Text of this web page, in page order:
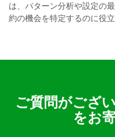
は、パターン分析や設定の
約の機会を特定するのに役立
ご質問がござ
をお